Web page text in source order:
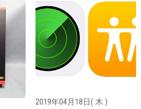
2019年04月18日( 木 )